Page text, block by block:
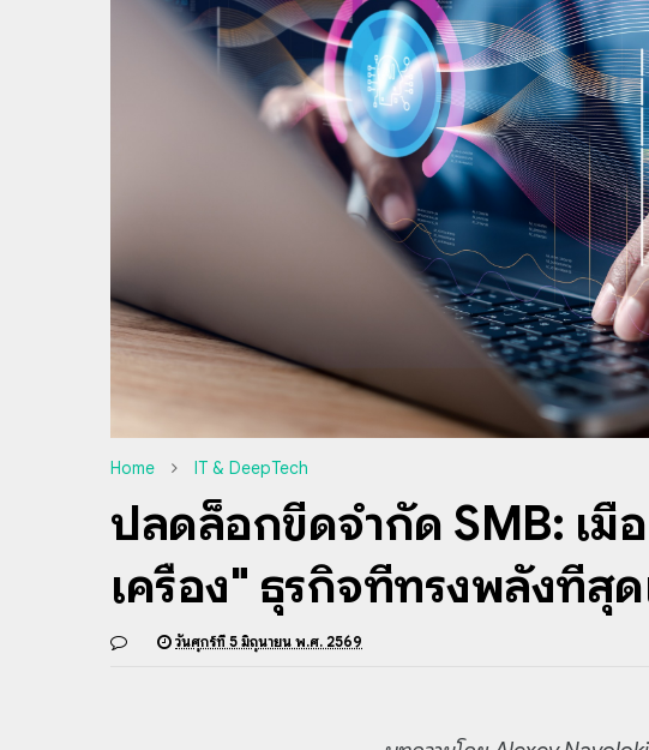
Home IT & DeepTech
ปลดล็อกขีดจำกัด SMB: เมื่
เครื่อง" ธุรกิจที่ทรงพลังที่สุ
วันศุกร์ที่ 5 มิถุนายน พ.ศ. 2569